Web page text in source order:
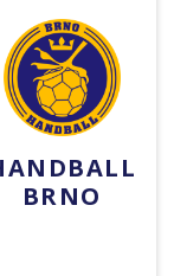
BRNO